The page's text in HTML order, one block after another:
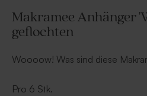
Makramee Anhänger
geflochten
Woooow! Was sind diese
personalisierten Leder-Label
Pro 6 Stk.